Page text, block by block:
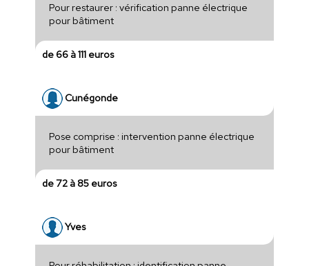
Pour restaurer : vérification panne électrique
pour bâtiment
de 66 à 111 euros
Cunégonde
Pose comprise : intervention panne électrique
pour bâtiment
de 72 à 85 euros
Yves